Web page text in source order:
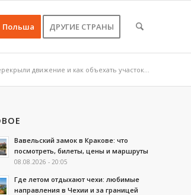
Польша ДРУГИЕ СТРАНЫ
движение и как объехать участок...
Вавельский замок в Кракове: что
посмотреть, билеты, цены и маршруты
08.08.2026 - 20:05
Где летом отдыхают чехи: любимые
направления в Чехии и за границей